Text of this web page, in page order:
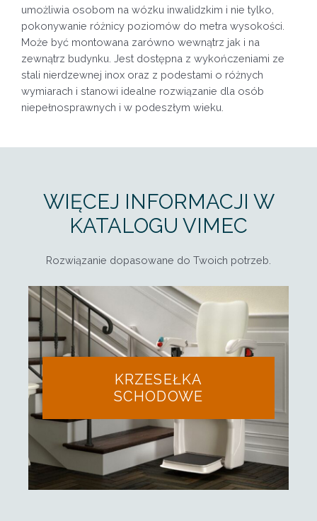
umożliwia osobom na wózku inwalidzkim i nie tylko,
pokonywanie różnicy poziomów do metra wysokości.
Może być montowana zarówno wewnątrz jak i na
zewnątrz budynku. Jest dostępna z wykończeniami ze
stali nierdzewnej inox oraz z podestami o różnych
wymiarach i stanowi idealne rozwiązanie dla osób
niepełnosprawnych i w podeszłym wieku.
WIĘCEJ INFORMACJI W
KATALOGU VIMEC
Rozwiązanie dopasowane do Twoich potrzeb.
KRZESEŁKA
SCHODOWE